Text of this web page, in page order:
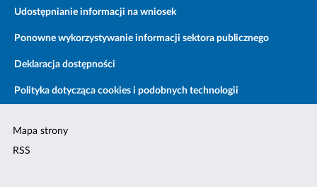
Udostępnianie informacji na wniosek
Ponowne wykorzystywanie informacji sektora publicznego
Deklaracja dostępności
Polityka dotycząca cookies i podobnych technologii
Mapa strony
RSS